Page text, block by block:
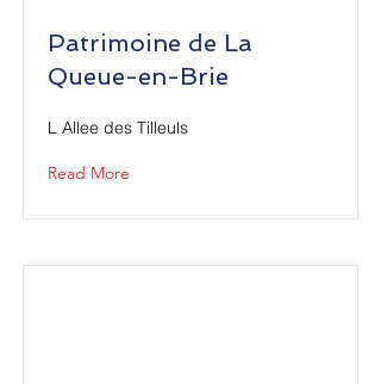
Patrimoine de La
Queue-en-Brie
L Allee des Tilleuls
Read More